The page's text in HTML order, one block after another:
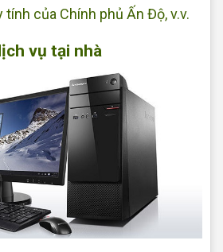
của Chính phủ Ấn Độ, v.v.
vụ tại nhà